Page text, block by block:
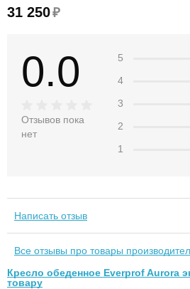
31 250₽
0.0
Отзывов пока
нет
5
4
3
2
1
Написать отзыв
Все отзывы про товары
Кресло обеденное Everprof Aurora
товару